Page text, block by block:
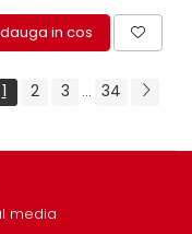
in cos
1 2 3 ... 34
media